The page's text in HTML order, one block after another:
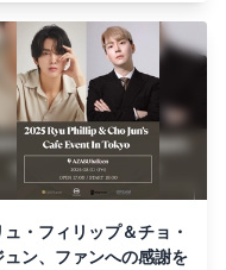
覚ます
ュ・フィリップ＆チョ・
ュン、ファンへの感謝を